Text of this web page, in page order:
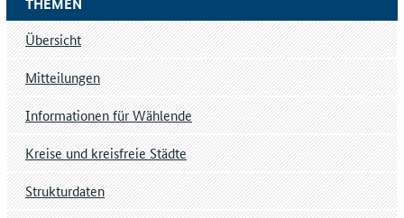
-
Sofern die den Wahlvorschlag einreichende Partei oder
sonstige politische Vereinigung nicht im Europäischen
Parlament, im Deutschen Bundestag oder in einem Landtag
seit deren letzter Wahl auf Grund eigener Wahlvorschläge
im Wahlgebiet ununterbrochen mit mindestens fünf
Abgeordneten vertreten ist, sind dem Wahlvorschlag
zusätzlich folgende Unterlagenbeizufügen:
Unterstützungsunterschriften
Übersicht
Mitteilungen
Informationen für Wählende
Kreise und kreisfreie Städte
Strukturdaten